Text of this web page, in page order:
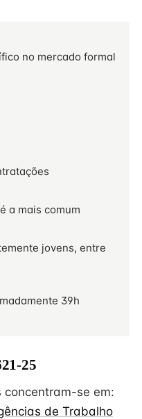
no mercado formal
a mais comum
jovens, entre
39h
25
concentram-se em:
de Trabalho